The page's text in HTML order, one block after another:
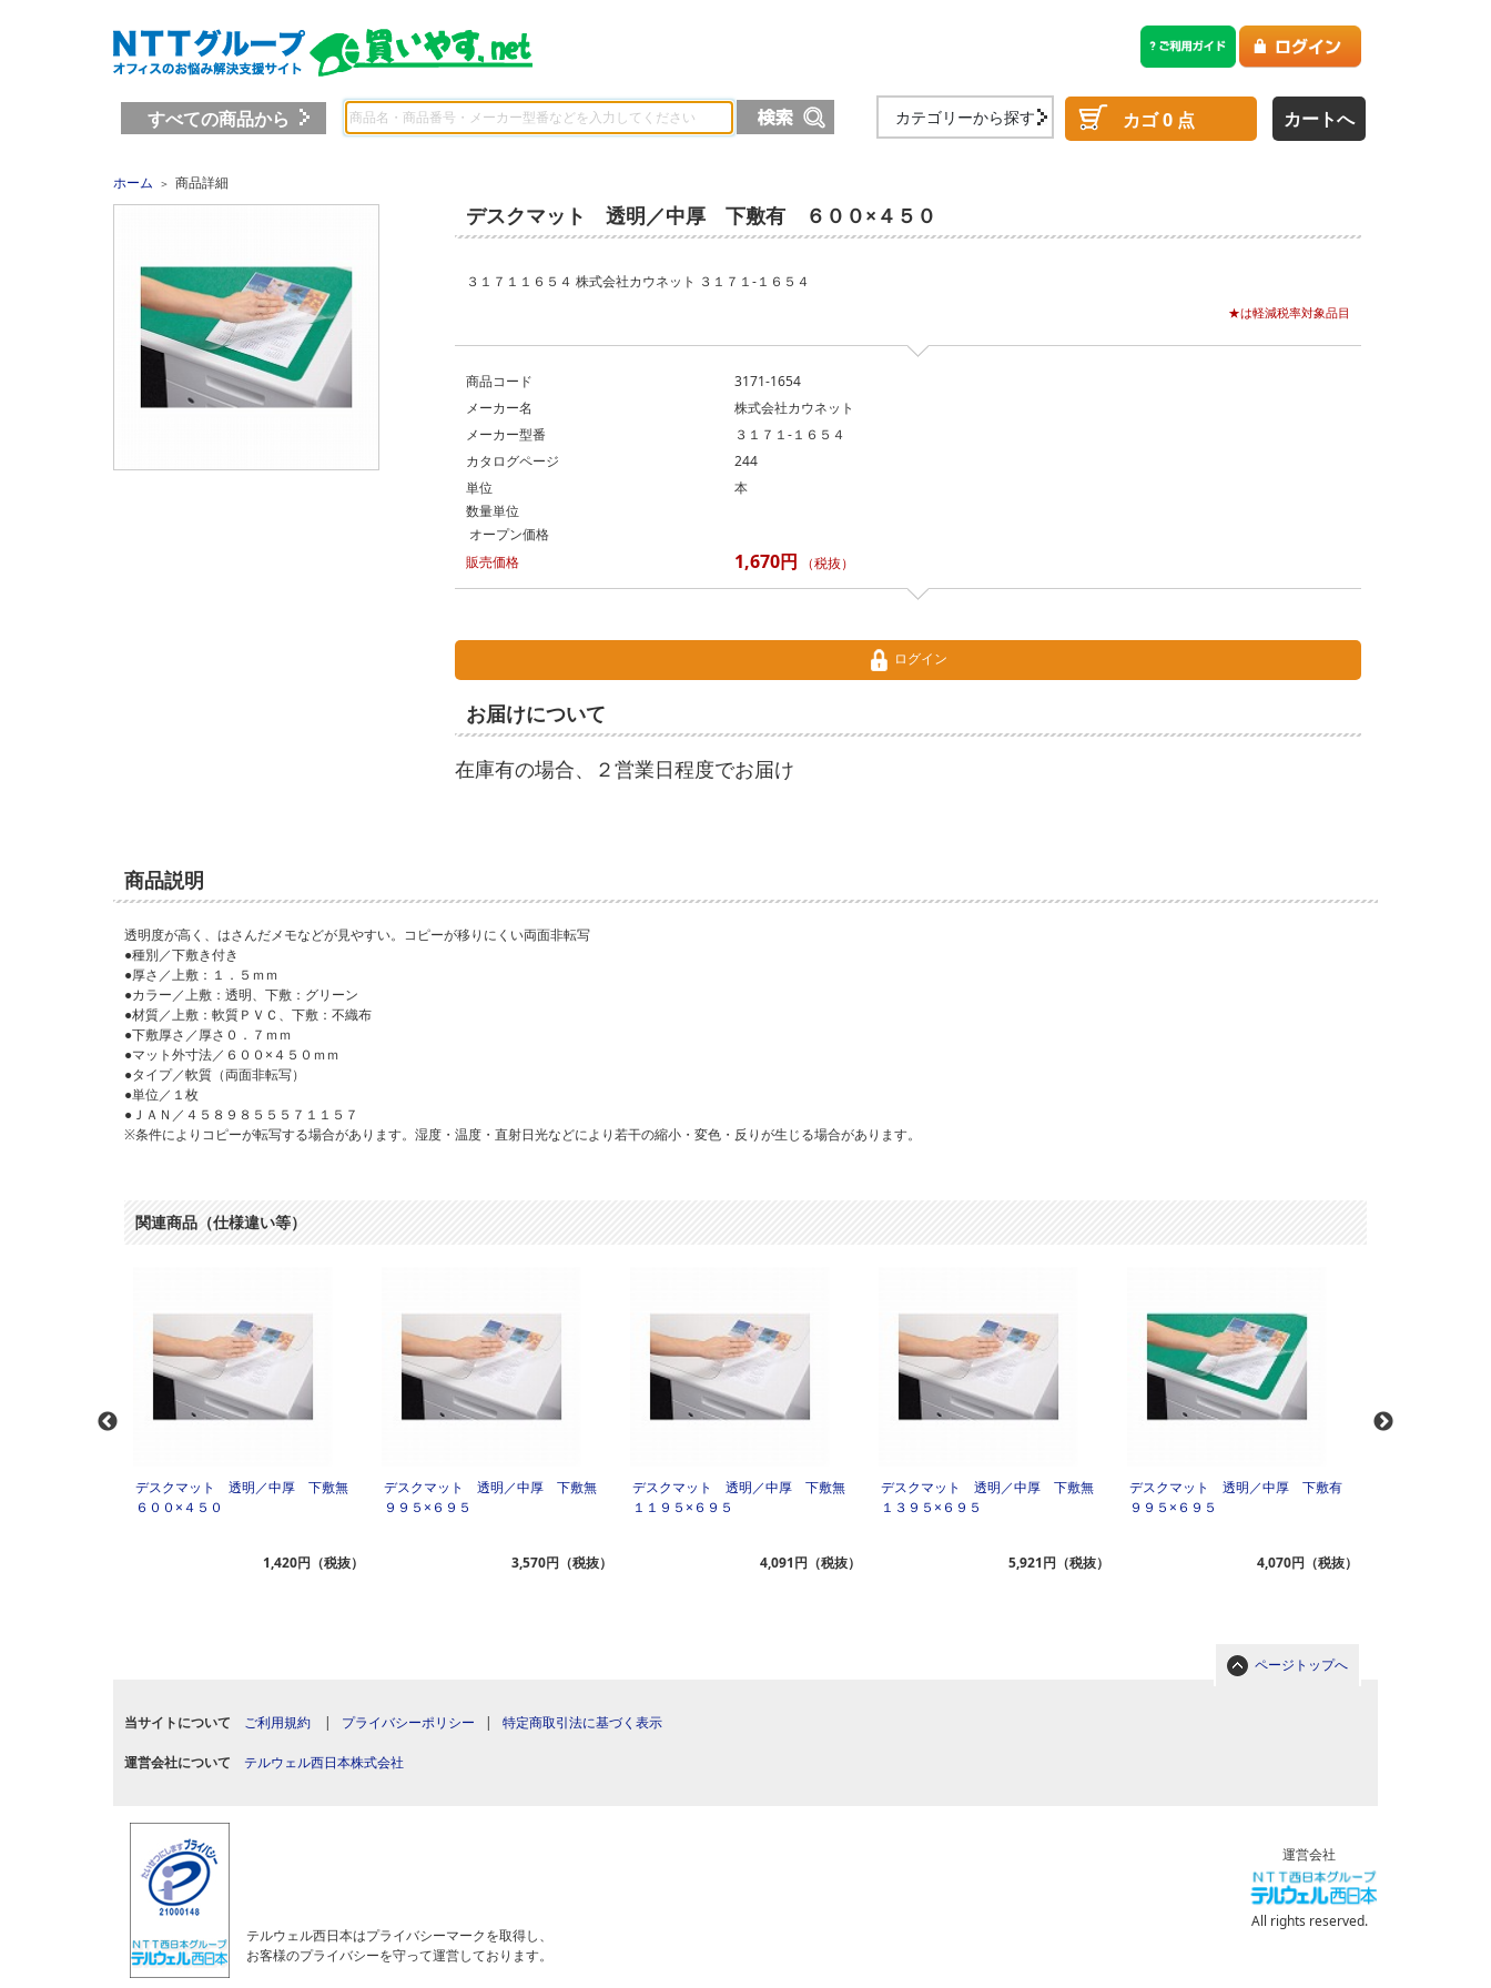
すべての商品から カテゴリーから探す カゴ0 点 カートへ
ホーム ＞ 商品詳細
デスクマット 透明／中厚 下敷有 ６００×４５０
３１７１１６５４ 株式会社カウネット ３１７１‐１６５４
★は軽減税率対象品目
商品コード
3171-1654
メーカー名
株式会社カウネット
メーカー型番
３１７１‐１６５４
カタログページ
244
単位
本
数量単位
オープン価格
販売価格
1,670円 （税抜）
ログイン
お届けについて
在庫有の場合、２営業日程度でお届け
商品説明
透明度が高く、はさんだメモなどが見やすい。コピーが移りにくい両面非転写
●種別／下敷き付き
●厚さ／上敷：１．５ｍｍ
●カラー／上敷：透明、下敷：グリーン
●材質／上敷：軟質ＰＶＣ、下敷：不織布
●下敷厚さ／厚さ０．７ｍｍ
●マット外寸法／６００×４５０ｍｍ
●タイプ／軟質（両面非転写）
●単位／１枚
●ＪＡＮ／４５８９８５５５７１１５７
※条件によりコピーが転写する場合があります。湿度・温度・直射日光などにより若干の縮小・変色・反りが生じる場合があります。
関連商品（仕様違い等）
デスクマット 透明／中厚 下敷無
６００×４５０
1,420円（税抜）
デスクマット 透明／中厚 下敷無
９９５×６９５
3,570円（税抜）
デスクマット 透明／中厚 下敷無
１１９５×６９５
4,091円（税抜）
デスクマット 透明／中厚 下敷無
１３９５×６９５
5,921円（税抜）
デスクマット 透明／中厚 下敷有
９９５×６９５
4,070円（税抜）
ページトップへ
当サイトについて ご利用規約 | プライバシーポリシー | 特定商取引法に基づく表示
運営会社について テルウェル西日本株式会社
テルウェル西日本はプライバシーマークを取得し、
お客様のプライバシーを守って運営しております。
運営会社
All rights reserved.